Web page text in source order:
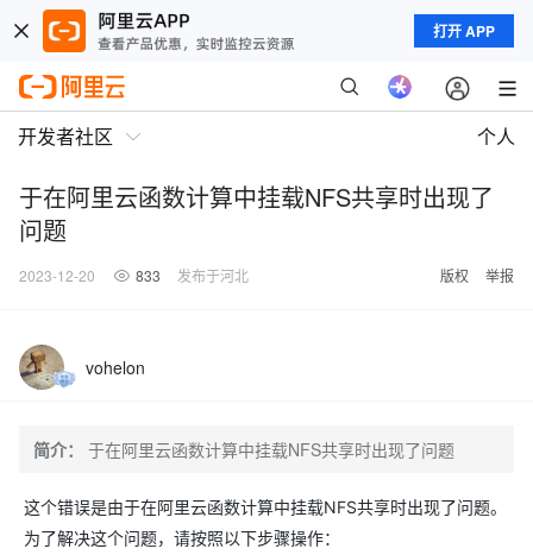
打开 APP
开发者社区 个人
于在阿里云函数计算中挂载NFS共享时出现了
问题
2023-12-20 833 发布于河北 版权 举报
vohelon
简介： 于在阿里云函数计算中挂载NFS共享时出现了问题
这个错误是由于在阿里云函数计算中挂载NFS共享时出现了问题。
为了解决这个问题，请按照以下步骤操作：